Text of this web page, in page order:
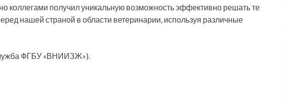
получил уникальную возможность эффективно решать те
нашей страной в области ветеринарии, используя различные
ФГБУ «ВНИИЗЖ»).